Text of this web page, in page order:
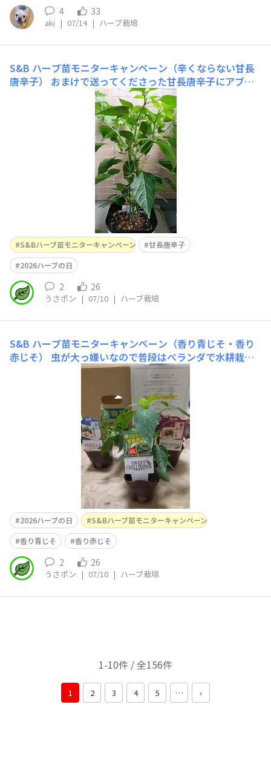
4 33
aki | 07/14 | ハーブ栽培
S&B ハーブ苗モニターキャンペーン（辛くならない甘長
唐辛子）
おまけで送ってくださった甘長唐辛子にアブラ
ムシや白や黒の小さい虫がつくので、毎朝葉っぱや花の周
りをチェックしてマスキングテープに虫を引っ付けてピン
セットでプチっと潰すという鳥肌が立つ退治方法を実行し
ています🐛💀😖ひーっ一応農薬スプレーも買って持って
ますが、無農薬で いけるならそのほうがいいので今は手
S&Bハーブ苗モニターキャンペーン
甘長唐辛子
2026ハーブの日
2 26
うさポン | 07/10 | ハーブ栽培
S&B ハーブ苗モニターキャンペーン（香り青じそ・香り
赤じそ）
虫が大っ嫌いなので普段はベランダで水耕栽培
を楽しんでいるのですが、今回ありがたいことにハーブ苗
モニターに当選させていただいたので、土栽培に挑戦して
います☘️届いたとき青じそがクターっと頭を下げていたの
で心配でしたが、植え替えたら元気にすくすく育ってくれ
ています🥰昨年、種から水耕栽培で育てた紫蘇は香り
2026ハーブの日
S&Bハーブ苗モニターキャンペーン
香り青じそ
香り赤じそ
2 26
うさポン | 07/10 | ハーブ栽培
1-10件 / 全156件
1 2 3 4 5 … ›